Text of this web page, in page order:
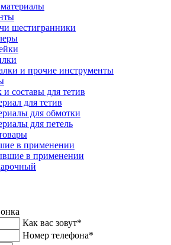
шестигранники
и прочие инструменты
и составы для тетив
для тетив
для обмотки
для петель
в применении
в применении
Как вас зовут*
Номер телефона*